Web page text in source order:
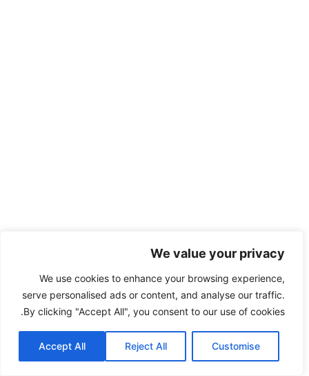
We value your privacy
We use cookies to enhance your browsing experience,
serve personalised ads or content, and analyse our traffic.
By clicking "Accept All", you consent to our use of cookies.
Customise
Reject All
Accept All